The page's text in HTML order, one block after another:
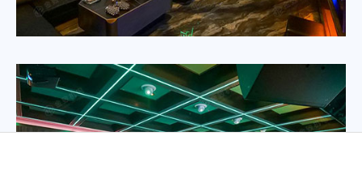
0769 8220 6786 / 137
1266 6605
联系地址:
广东省东莞市东城区长泰路65号恒浩
峰产业园1栋2楼
微信公众号